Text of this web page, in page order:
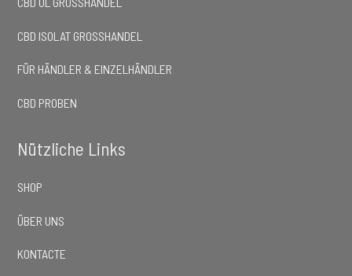
CBD ISOLAT GROSSHANDEL
FÜR HÄNDLER & EINZELHÄNDLER
CBD PROBEN
Nützliche Links
SHOP
ÜBER UNS
KONTACTE